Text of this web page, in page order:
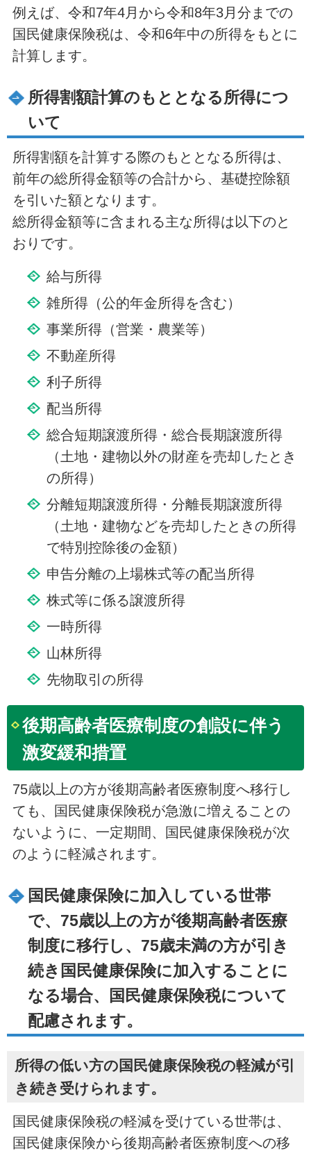
例えば、令和7年4月から令和8年3月分までの
国民健康保険税は、令和6年中の所得をもとに
計算します。
所得割額計算のもととなる所得につ
いて
所得割額を計算する際のもととなる所得は、
前年の総所得金額等の合計から、基礎控除額
を引いた額となります。
総所得金額等に含まれる主な所得は以下のと
おりです。
給与所得
雑所得（公的年金所得を含む）
事業所得（営業・農業等）
不動産所得
利子所得
配当所得
総合短期譲渡所得・総合長期譲渡所得
（土地・建物以外の財産を売却したとき
の所得）
分離短期譲渡所得・分離長期譲渡所得
（土地・建物などを売却したときの所得
で特別控除後の金額）
申告分離の上場株式等の配当所得
株式等に係る譲渡所得
一時所得
山林所得
先物取引の所得
後期高齢者医療制度の創設に伴う
激変緩和措置
75歳以上の方が後期高齢者医療制度へ移行し
ても、国民健康保険税が急激に増えることの
ないように、一定期間、国民健康保険税が次
のように軽減されます。
国民健康保険に加入している世帯
で、75歳以上の方が後期高齢者医療
制度に移行し、75歳未満の方が引き
続き国民健康保険に加入することに
なる場合、国民健康保険税について
配慮されます。
所得の低い方の国民健康保険税の軽減が引
き続き受けられます。
国民健康保険税の軽減を受けている世帯は、
国民健康保険から後期高齢者医療制度への移